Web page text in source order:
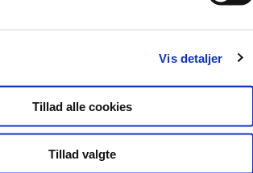
Vis detaljer
Tillad alle cookies
Tillad valgte